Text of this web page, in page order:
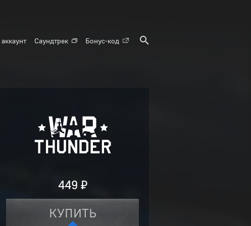
Саундтрек Бонус-код
449 ₽
КУПИТЬ